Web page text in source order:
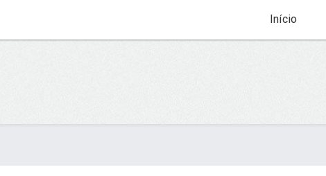
Início